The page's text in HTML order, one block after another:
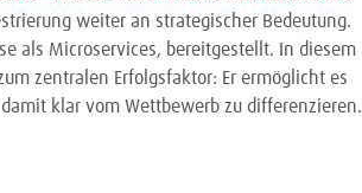
weiter an strategischer Bedeutung.
als Microservices, bereitgestellt. In diesem
zentralen Erfolgsfaktor: Er ermöglicht es
klar vom Wettbewerb zu differenzieren.